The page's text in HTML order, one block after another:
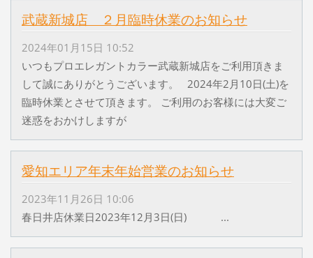
武蔵新城店 ２月臨時休業のお知らせ
2024年01月15日 10:52
いつもプロエレガントカラー武蔵新城店をご利用頂きま
して誠にありがとうございます。 2024年2月10日(土)を
臨時休業とさせて頂きます。 ご利用のお客様には大変ご
迷惑をおかけしますが
愛知エリア年末年始営業のお知らせ
2023年11月26日 10:06
春日井店休業日2023年12月3日(日) ...